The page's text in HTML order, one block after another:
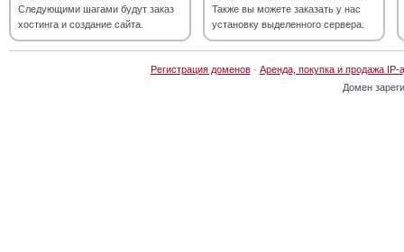
Следующими шагами будут заказ
хостинга и создание сайта.
Также вы можете заказать у нас
установку выделенного сервера.
Регистрация доменов· Аренда, покупка и продажа IP-
Домен